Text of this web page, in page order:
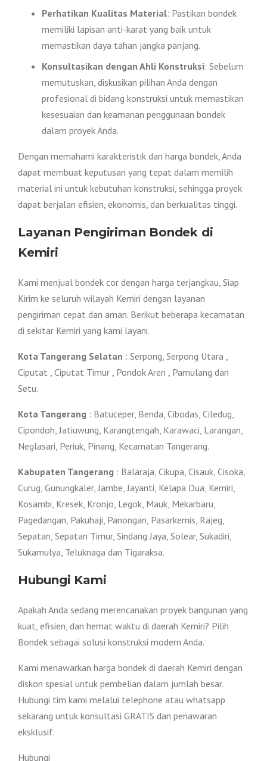
Perhatikan Kualitas Material: Pastikan bondek
memiliki lapisan anti-karat yang baik untuk
memastikan daya tahan jangka panjang.
Konsultasikan dengan Ahli Konstruksi: Sebelum
memutuskan, diskusikan pilihan Anda dengan
profesional di bidang konstruksi untuk memastikan
kesesuaian dan keamanan penggunaan bondek
dalam proyek Anda.
Dengan memahami karakteristik dan harga bondek, Anda
dapat membuat keputusan yang tepat dalam memilih
material ini untuk kebutuhan konstruksi, sehingga proyek
dapat berjalan efisien, ekonomis, dan berkualitas tinggi.
Layanan Pengiriman Bondek di
Kemiri
Kami menjual bondek cor dengan harga terjangkau, Siap
Kirim ke seluruh wilayah Kemiri dengan layanan
pengiriman cepat dan aman. Berikut beberapa kecamatan
di sekitar Kemiri yang kami layani.
Kota Tangerang Selatan : Serpong, Serpong Utara ,
Ciputat , Ciputat Timur , Pondok Aren , Pamulang dan
Setu.
Kota Tangerang : Batuceper, Benda, Cibodas, Ciledug,
Cipondoh, Jatiuwung, Karangtengah, Karawaci, Larangan,
Neglasari, Periuk, Pinang, Kecamatan Tangerang.
Kabupaten Tangerang : Balaraja, Cikupa, Cisauk, Cisoka,
Curug, Gunungkaler, Jambe, Jayanti, Kelapa Dua, Kemiri,
Kosambi, Kresek, Kronjo, Legok, Mauk, Mekarbaru,
Pagedangan, Pakuhaji, Panongan, Pasarkemis, Rajeg,
Sepatan, Sepatan Timur, Sindang Jaya, Solear, Sukadiri,
Sukamulya, Teluknaga dan Tigaraksa.
Hubungi Kami
Apakah Anda sedang merencanakan proyek bangunan yang
kuat, efisien, dan hemat waktu di daerah Kemiri? Pilih
Bondek sebagai solusi konstruksi modern Anda.
Kami menawarkan harga bondek di daerah Kemiri dengan
diskon spesial untuk pembelian dalam jumlah besar.
Hubungi tim kami melalui telephone atau whatsapp
sekarang untuk konsultasi GRATIS dan penawaran
eksklusif.
Hubungi